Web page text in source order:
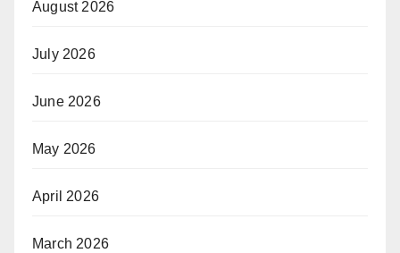
August 2026
July 2026
June 2026
May 2026
April 2026
March 2026